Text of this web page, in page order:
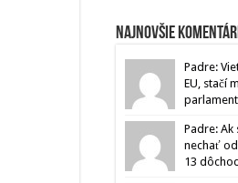
Najnovšie
Padre:
EU, stačí
Padre: Ak
nechať
13